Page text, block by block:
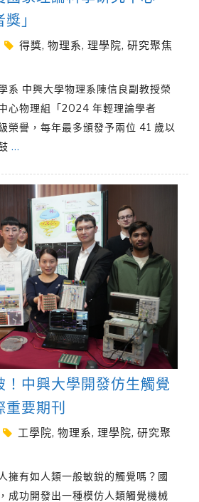
」
得獎, 物理系, 理學院, 研究聚焦
系 中興大學物理系陳信良副教授榮
心物理組「2024 年輕理論學者
榮譽，每年最多頒發予兩位 41 歲以
…
！中興大學開發仿生觸覺
要期刊
工學院, 物理系, 理學院, 研究聚
擁有如人類一般敏銳的觸覺嗎？國
成功開發出一種模仿人類觸覺機械